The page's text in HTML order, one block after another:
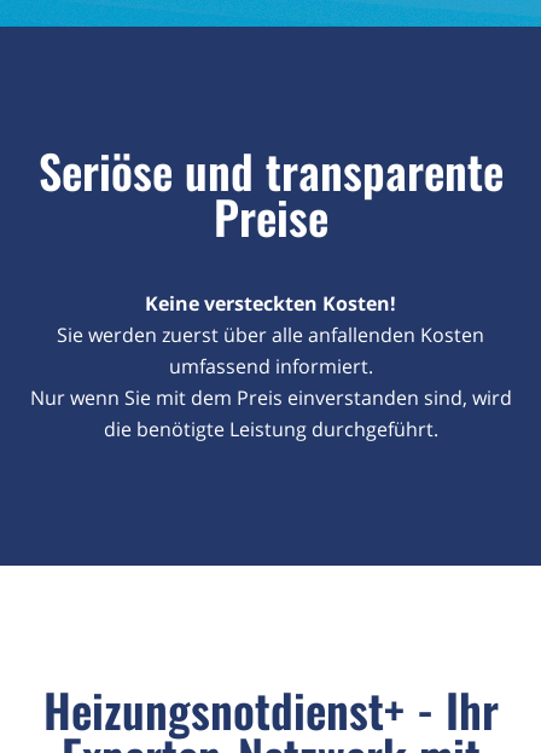
Seriöse und transparente
Preise
Keine versteckten Kosten!
Sie werden zuerst über alle anfallenden Kosten
umfassend informiert.
Nur wenn Sie mit dem Preis einverstanden sind, wird
die benötigte Leistung durchgeführt.
Heizungsnotdienst+ - Ihr